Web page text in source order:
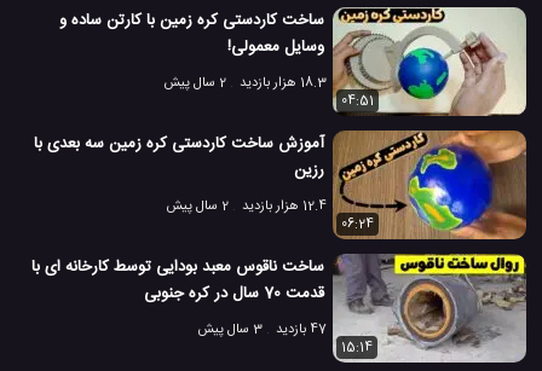
ساخت کاردستی کره زمین با کارتن ساده و
وسایل معمولی!
18.3 هزار بازدید
2 سال پیش
04:51
آموزش ساخت کاردستی کره زمین سه بعدی با
رزین
12.4 هزار بازدید
2 سال پیش
06:24
ساخت ناقوس معبد بودایی توسط کارخانه ای با
قدمت 70 سال در کره جنوبی
47 بازدید
3 سال پیش
15:14